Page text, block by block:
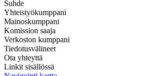
Suhde
Yhteistyökumppani
Mainoskumppani
Komission saaja
Verkoston kumppani
Tiedotusvälineet
Ota yhteyttä
Linkit sisällössä